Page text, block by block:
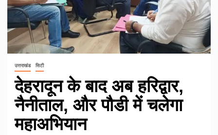
उत्तराखंड सिटी
देहरादून के बाद अब हरिद्वार,
नैनीताल, और पौडी में चलेगा
महाअभियान